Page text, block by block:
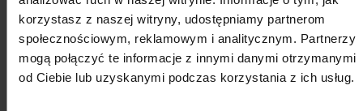
korzystasz z naszej witryny, udostępniamy partnerom
społecznościowym, reklamowym i analitycznym. Partnerzy
mogą połączyć te informacje z innymi danymi otrzymanymi
od Ciebie lub uzyskanymi podczas korzystania z ich usług.
PROMOCJA
Bioevolution Qline PRO Brown